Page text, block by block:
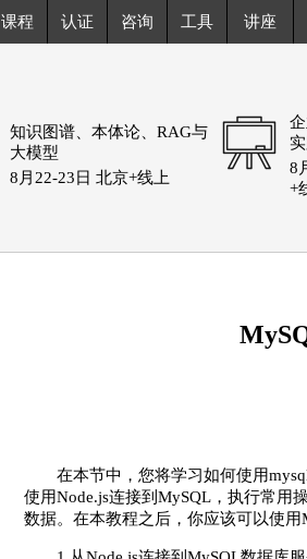
课程 认证 咨询 工具 讲座
知识图谱、本体论、RAG与
大模型
8月22-23日 北京+线上
8
+
在本节中，您将学习如何使用
使用Node.js连接到MySQL，执行常用
数据。在本教程之后，你应该可以使用